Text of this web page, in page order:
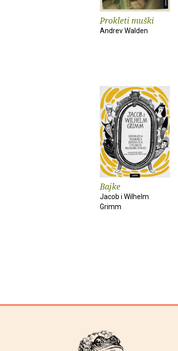
Prokleti muški
Andrev Walden
Bajke
Jacob i Wilhelm
Grimm